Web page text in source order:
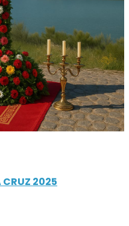
CRUZ 2025